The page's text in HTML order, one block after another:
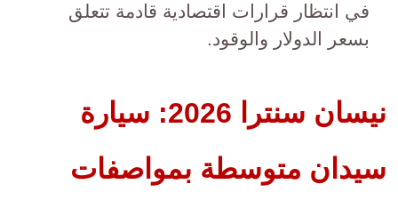
في انتظار قرارات اقتصادية قادمة تتعلق
بسعر الدولار والوقود.
نيسان سنترا 2026: سيارة
سيدان متوسطة بمواصفات